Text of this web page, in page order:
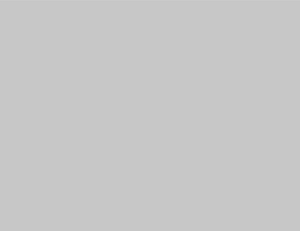
|nächste